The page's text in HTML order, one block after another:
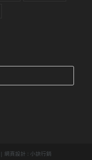
| 網頁設計 : 小訣行銷